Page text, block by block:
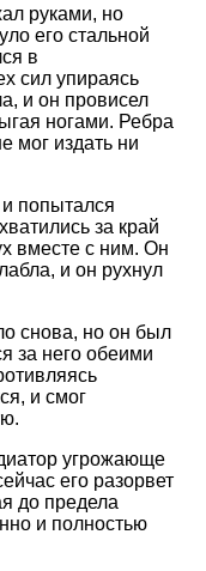
руками, но
его стальной
в
сил упираясь
и он провисел
ногами. Ребра
мог издать ни
попытался
за край
вместе с ним. Он
и он рухнул
снова, но он был
за него обеими
и смог
угрожающе
его разорвет
до предела
и полностью